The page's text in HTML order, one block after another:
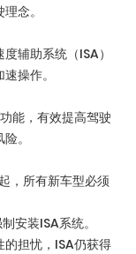
念。
辅助系统（ISA）
操作。
能，有效提高驾驶
。
，所有新车型必须
安装ISA系统。
担忧，ISA仍获得